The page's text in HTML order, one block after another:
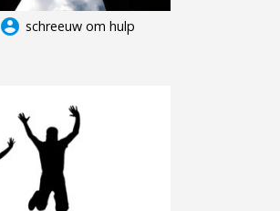
account_circle schreeuw om hulp